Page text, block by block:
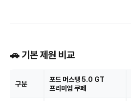
🚗 기본 제원 비교
구분
포드 머스탱 5.0 GT
프리미엄 쿠페